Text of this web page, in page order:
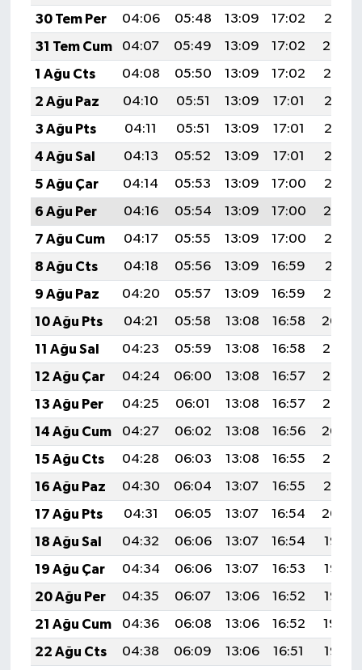
30 Tem Per
04:06 05:48 13:09 17:02
20:21
31 Tem Cum
04:07 05:49 13:09 17:02
20:20
1 Ağu Cts
04:08 05:50 13:09 17:02
20:19
2 Ağu Paz
04:10 05:51 13:09 17:01
20:18
3 Ağu Pts
04:11 05:51 13:09 17:01
20:17
4 Ağu Sal
04:13 05:52 13:09 17:01
20:16
5 Ağu Çar
04:14 05:53 13:09 17:00
20:15
6 Ağu Per
04:16 05:54 13:09 17:00
20:14
7 Ağu Cum
04:17 05:55 13:09 17:00
20:12
8 Ağu Cts
04:18 05:56 13:09 16:59
20:11
9 Ağu Paz
04:20 05:57 13:09 16:59
20:10
10 Ağu Pts
04:21 05:58 13:08 16:58
20:09
11 Ağu Sal
04:23 05:59 13:08 16:58
20:08
12 Ağu Çar
04:24 06:00 13:08 16:57
20:06
13 Ağu Per
04:25 06:01 13:08 16:57
20:05
14 Ağu Cum
04:27 06:02 13:08 16:56
20:04
15 Ağu Cts
04:28 06:03 13:08 16:55
20:02
16 Ağu Paz
04:30 06:04 13:07 16:55
20:01
17 Ağu Pts
04:31 06:05 13:07 16:54
20:00
18 Ağu Sal
04:32 06:06 13:07 16:54
19:58
19 Ağu Çar
04:34 06:06 13:07 16:53
19:57
20 Ağu Per
04:35 06:07 13:06 16:52
19:56
21 Ağu Cum
04:36 06:08 13:06 16:52
19:54
22 Ağu Cts
04:38 06:09 13:06 16:51
19:53